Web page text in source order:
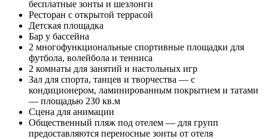
бесплатные зонты и шезлонги
Ресторан с открытой террасой
Детская площадка
Бар у бассейна
2 многофункциональные спортивные площадки для
футбола, волейбола и тенниса
2 комнаты для занятий и настольных игр
Зал для спорта, танцев и творчества — с
кондиционером, ламинированным покрытием и татами
— площадью 230 кв.м
Сцена для анимации
Общественный пляж под отелем — для групп
предоставляются переносные зонты от отеля